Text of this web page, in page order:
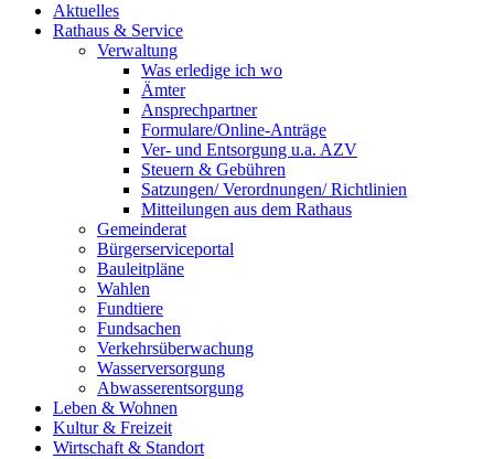
Aktuelles
Rathaus & Service
Verwaltung
Was erledige ich wo
Ämter
Ansprechpartner
Formulare/Online-Anträge
Ver- und Entsorgung u.a. AZV
Steuern & Gebühren
Satzungen/ Verordnungen/ Richtlinien
Mitteilungen aus dem Rathaus
Gemeinderat
Bürgerserviceportal
Bauleitpläne
Wahlen
Fundtiere
Fundsachen
Verkehrsüberwachung
Wasserversorgung
Abwasserentsorgung
Leben & Wohnen
Kultur & Freizeit
Wirtschaft & Standort